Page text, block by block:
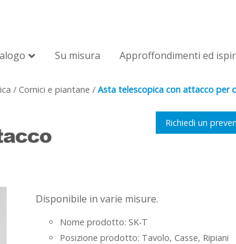
Su misura Approffondimenti ed
/ Cornici e piantane / Asta telescopica con attacco per
Richiedi un
Disponibile in varie misure.
Nome prodotto: SK-T
Posizione prodotto: Tavolo, Casse, Ripiani